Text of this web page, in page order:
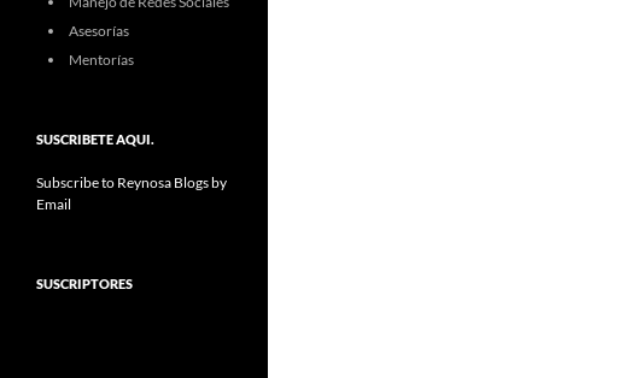
Asesorías
Mentorías
SUSCRIBETE AQUI.
Subscribe to Reynosa Blogs by
Email
SUSCRIPTORES